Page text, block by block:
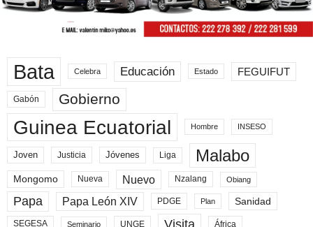
Bata Celebra Educación Estado FEGUIFUT
Gabón Gobierno
Guinea Ecuatorial Hombre INSESO
Joven Justicia Jóvenes Liga Malabo
Mongomo Nueva Nuevo Nzalang Obiang
Papa Papa León XIV PDGE Plan Sanidad
SEGESA Seminario UNGE Visita África